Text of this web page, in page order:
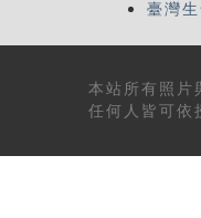
臺灣
本站所有 照片
任何人皆可依